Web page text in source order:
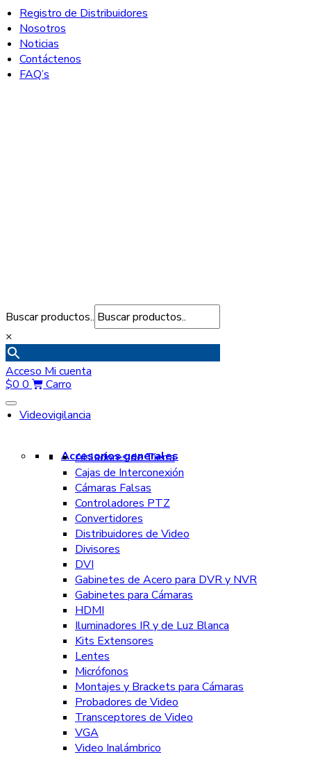
Registro de Distribuidores
Nosotros
Noticias
Contáctenos
FAQ’s
Buscar productos..
×
Acceso Mi cuenta
$0 0
Carro
Videovigilancia
Accesorios generales
Aisladores de Tierra
Cajas de Interconexión
Cámaras Falsas
Controladores PTZ
Convertidores
Distribuidores de Video
Divisores
DVI
Gabinetes de Acero para DVR y NVR
Gabinetes para Cámaras
HDMI
Iluminadores IR y de Luz Blanca
Kits Extensores
Lentes
Micrófonos
Montajes y Brackets para Cámaras
Probadores de Video
Transceptores de Video
VGA
Video Inalámbrico